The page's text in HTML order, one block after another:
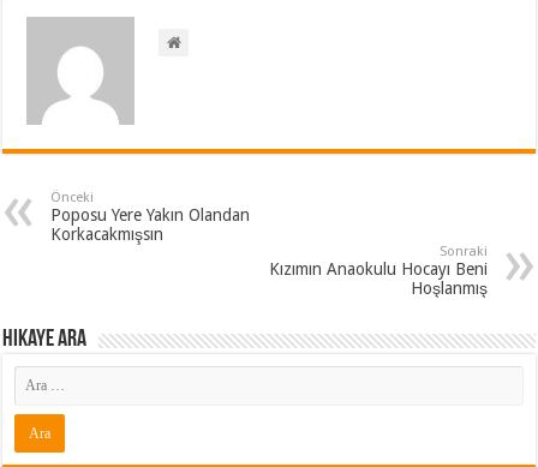
Önceki
Poposu Yere Yakın Olandan
Korkacakmışsın
Sonraki
Kızımın Anaokulu Hocayı Beni
Hoşlanmış
Hikaye ARA